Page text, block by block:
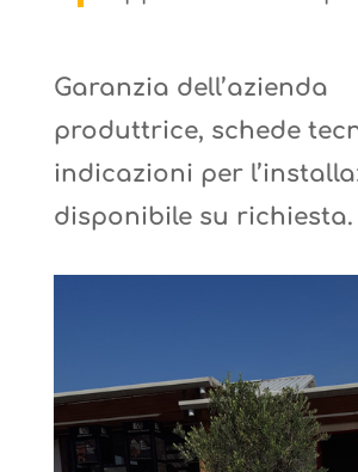
Garanzia dell’azienda
produttrice, schede
indicazioni per
disponibile su richiesta.